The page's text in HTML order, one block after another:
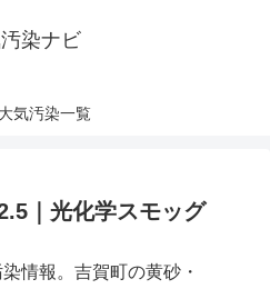
染ナビ
気汚染一覧
｜光化学スモッグ
情報。吉賀町の黄砂・